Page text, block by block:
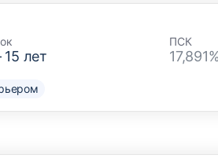
15 лет
ПСК